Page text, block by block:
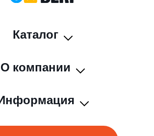
Каталог
О компании